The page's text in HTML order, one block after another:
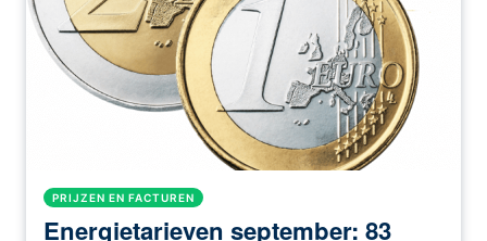
PRIJZEN EN FACTUREN
Energietarieven september: 83